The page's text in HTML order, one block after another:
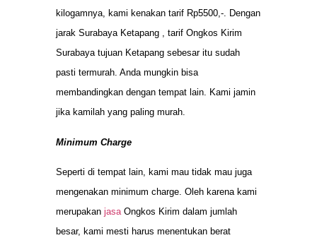
kilogamnya, kami kenakan tarif Rp5500,-. Dengan
jarak Surabaya Ketapang , tarif Ongkos Kirim
Surabaya tujuan Ketapang sebesar itu sudah
pasti termurah. Anda mungkin bisa
membandingkan dengan tempat lain. Kami jamin
jika kamilah yang paling murah.
Minimum Charge
Seperti di tempat lain, kami mau tidak mau juga
mengenakan minimum charge. Oleh karena kami
merupakan jasaOngkos Kirim dalam jumlah
besar, kami mesti harus menentukan berat